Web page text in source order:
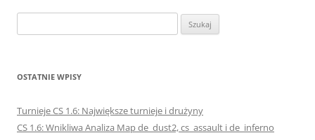
OSTATNIE WPISY
Turnieje CS 1.6: Największe turnieje i drużyny
CS 1.6: Wnikliwa Analiza Map de_dust2, cs_assault i de_inferno